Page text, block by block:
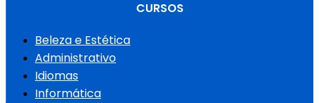
CURSOS
Beleza e Estética
Administrativo
Idiomas
Informática